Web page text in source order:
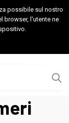
Capitanata
possibile sul nostro
browser, l'utente ne